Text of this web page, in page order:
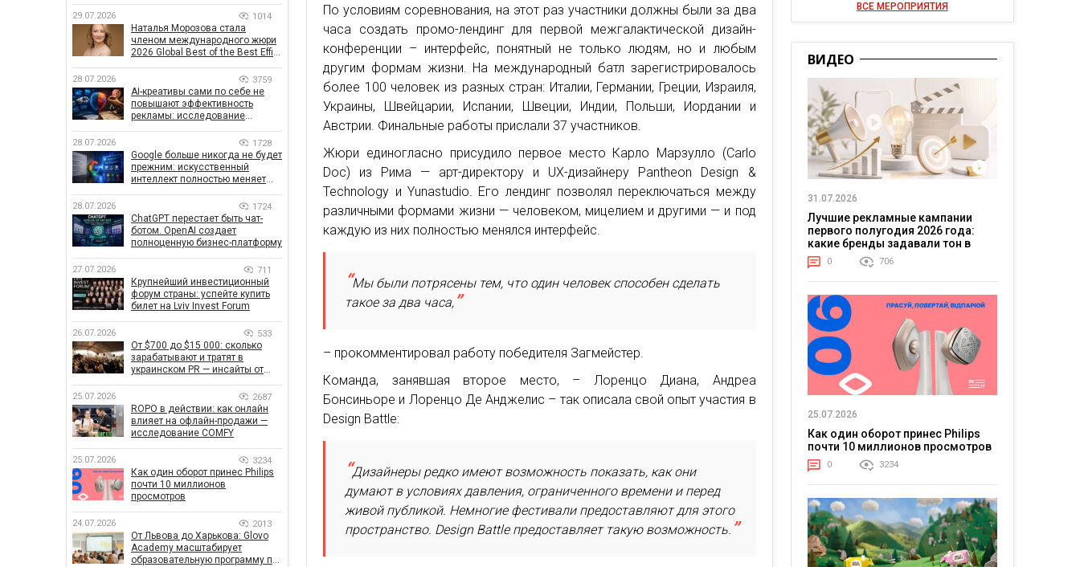
По условиям соревнования, на этот раз участники должны были за два
часа создать промо-лендинг для первой межгалактической дизайн-
конференции – интерфейс, понятный не только людям, но и любым
другим формам жизни. На международный батл зарегистрировалось
более 100 человек из разных стран: Италии, Германии, Греции, Израиля,
Украины, Швейцарии, Испании, Швеции, Индии, Польши, Иордании и
Австрии. Финальные работы прислали 37 участников.
Жюри единогласно присудило первое место Карло Марзулло (Carlo
Doc) из Рима — арт-директору и UX-дизайнеру Pantheon Design &
Technology и Yunastudio. Его лендинг позволял переключаться между
различными формами жизни — человеком, мицелием и другими — и под
каждую из них полностью менялся интерфейс.
Мы были потрясены тем, что один человек способен сделать
такое за два часа,
– прокомментировал работу победителя Загмейстер.
Команда, занявшая второе место, – Лоренцо Диана, Андреа
Бонсиньоре и Лоренцо Де Анджелис – так описала свой опыт участия в
Design Battle:
Дизайнеры редко имеют возможность показать, как они
думают в условиях давления, ограниченного времени и перед
живой публикой. Немногие фестивали предоставляют для этого
пространство. Design Battle предоставляет такую возможность.
29.07.2026 1014
Наталья Морозова стала
членом международного жюри
2026 Global Best of the Best Effie
28.07.2026 3759
AI-креативы сами по себе не
повышают эффективность
рекламы: исследование
влияет на эффективность
кампаний
28.07.2026 1728
Google больше никогда не будет
прежним: искусственный
интеллект полностью меняет
28.07.2026 1724
ChatGPT перестает быть чат-
ботом. OpenAI создает
полноценную бизнес-платформу
27.07.2026 711
Крупнейший инвестиционный
форум страны: успейте купить
билет на Lviv Invest Forum
26.07.2026 533
От $700 до $15 000: сколько
зарабатывают и тратят в
украинском PR — инсайты от
25.07.2026 2687
ROPO в действии: как онлайн
влияет на офлайн-продажи —
исследование COMFY
25.07.2026 3234
Как один оборот принес Philips
почти 10 миллионов
просмотров
24.07.2026 2013
От Львова до Харькова: Glovo
Academy масштабирует
образовательную программу по
ВСЕ МЕРОПРИЯТИЯ
ВИДЕО
31.07.2026
Лучшие рекламные кампании
первого полугодия 2026 года:
какие бренды задавали тон в
отрасли
0 706
25.07.2026
Как один оборот принес Philips
почти 10 миллионов просмотров
0 3234